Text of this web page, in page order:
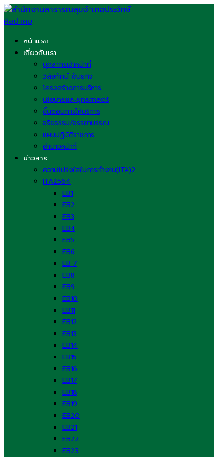
Skip
to
หน้าแรก
เกี่ยวกับเรา
บุคลากรเจ้าหน้าที่
วิสัยทัศน์ พันธกิจ
โครงสร้างการบริหาร
นโยบายและยุทธศาสตร์
ขั้นตอนการให้บริการ
จริยธรรม/จรรยาบรรณ
แผนปฏิบัติราชการ
อำนาจหน้าที่
ข่าวสาร
ความโปร่งใสในการทำงาน(ITA)2
ITA2564
EB1
EB2
EB3
EB4
EB5
EB6
EB 7
EB8
EB9
EB10
EB11
EB12
EB13
EB14
EB15
EB16
EB17
EB18
EB19
EB20
EB21
EB22
EB23